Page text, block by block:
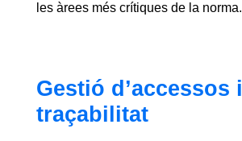
les àrees més crítiques de la norma.
Gestió d’accessos i
traçabilitat